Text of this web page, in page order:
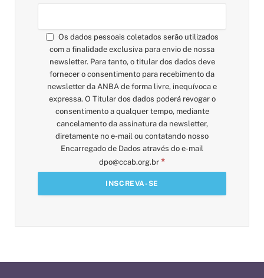
Os dados pessoais coletados serão utilizados
com a finalidade exclusiva para envio de nossa
newsletter. Para tanto, o titular dos dados deve
fornecer o consentimento para recebimento da
newsletter da ANBA de forma livre, inequívoca e
expressa. O Titular dos dados poderá revogar o
consentimento a qualquer tempo, mediante
cancelamento da assinatura da newsletter,
diretamente no e-mail ou contatando nosso
Encarregado de Dados através do e-mail
dpo@ccab.org.br *